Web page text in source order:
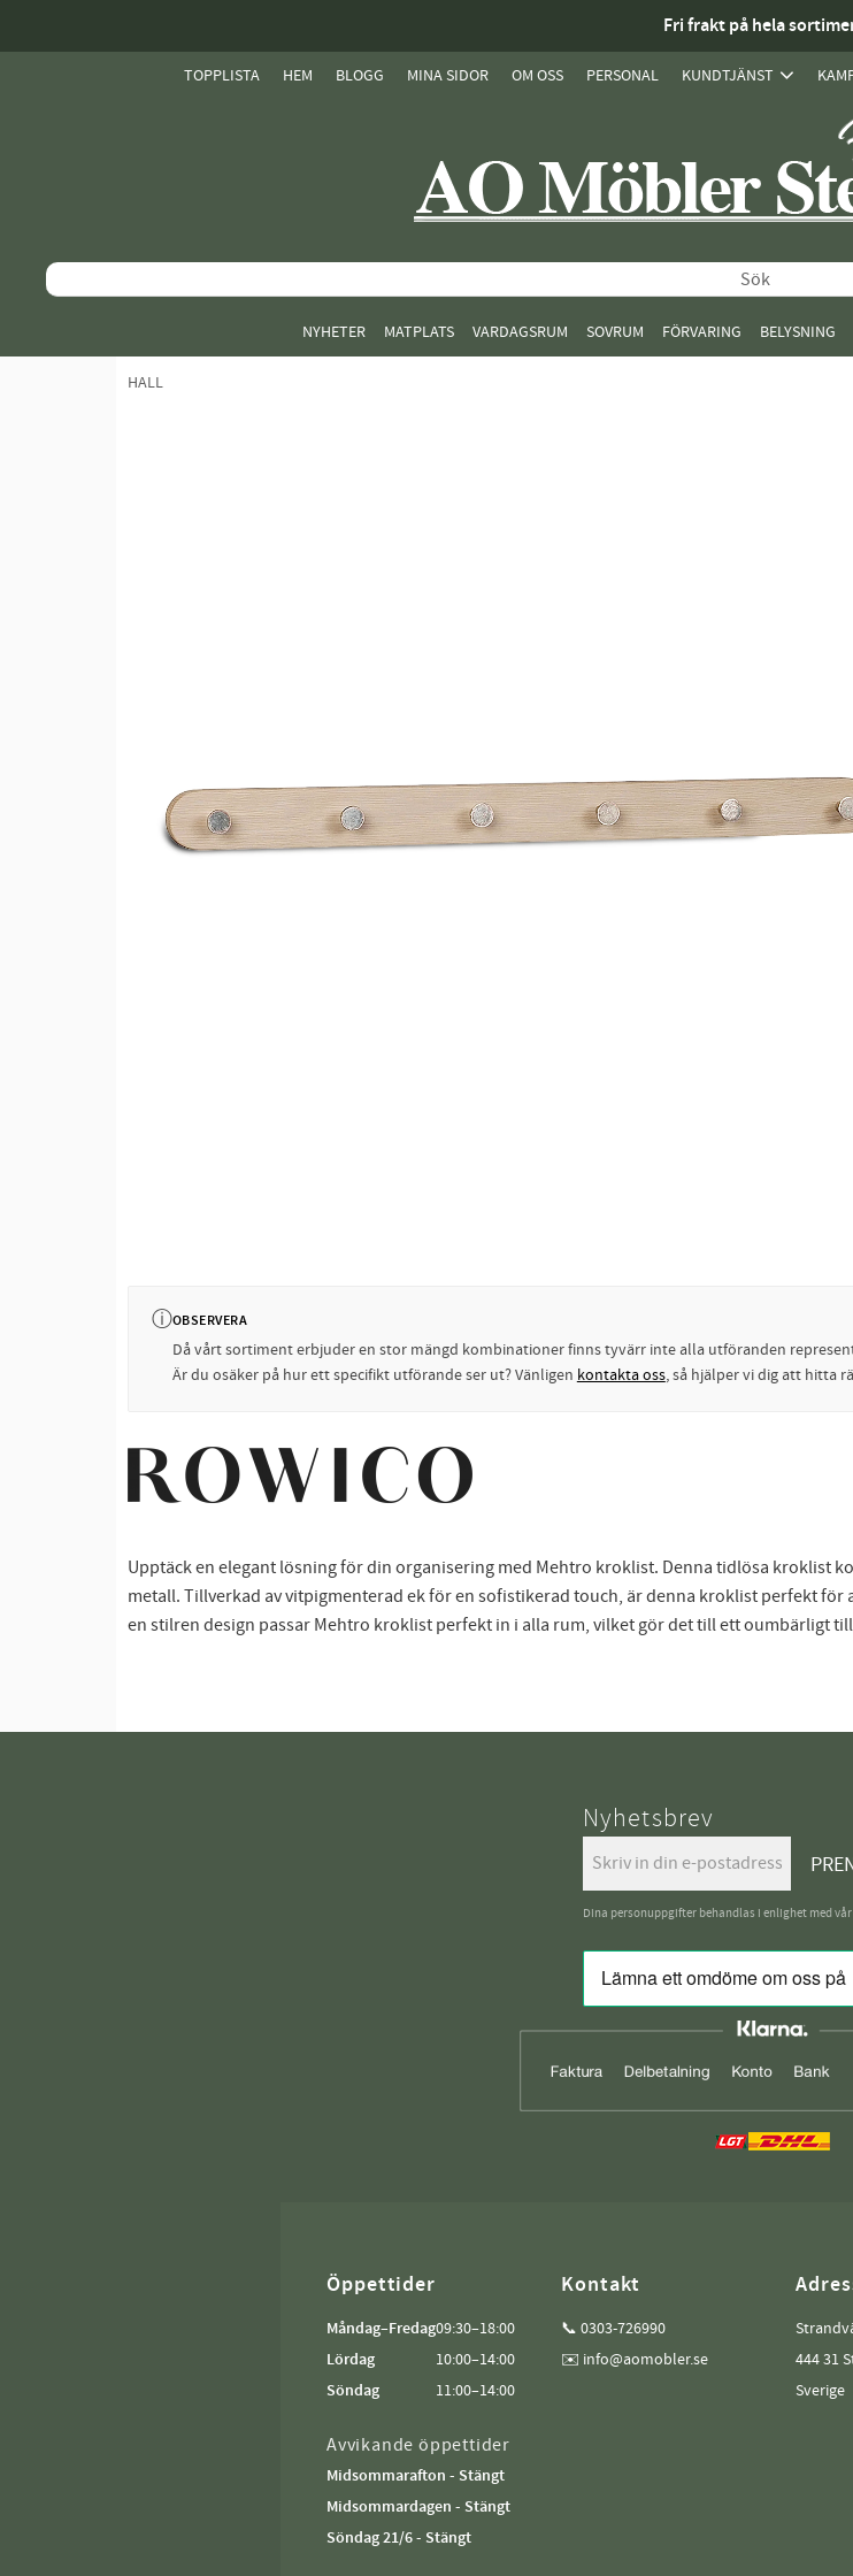
Fri frakt på hela
TOPPLISTA HEM BLOGG MINA SIDOR OM OSS PERSONAL KUNDTJÄNST
NYHETER MATPLATS VARDAGSRUM SOVRUM FÖRVARING BELYSNING
HALL
ⓘOBSERVERA
Då vårt sortiment erbjuder en stor mängd kombinationer finns tyvärr inte alla utföranden
Är du osäker på hur ett specifikt utförande ser ut? Vänligen kontakta oss, så hjälper vi dig att hitta
Upptäck en elegant lösning för din organisering med Mehtro kroklist. Denna tidlösa kroklist
metall. Tillverkad av vitpigmenterad ek för en sofistikerad touch, är denna kroklist perfekt
en stilren design passar Mehtro kroklist perfekt in i alla rum, vilket gör det till ett oumbärligt
Nyhetsbrev
Dina personuppgifter behandlas i enlighet med vår
Öppettider
Måndag–Fredag09:30–18:00
Lördag
10:00–14:00
Söndag
11:00–14:00
Avvikande öppettider
Midsommarafton - Stängt
Midsommardagen - Stängt
Söndag 21/6 - Stängt
Kontakt
📞 0303-726990
✉️ info@aomobler.se
444 31
Sverige